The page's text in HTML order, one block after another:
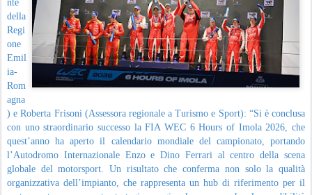
nte
della
Regi
one
Emil
ia-
Rom
agna
) e Roberta Frisoni (Assessora regionale a Turismo e Sport): “Si è conclusa
con uno straordinario successo la FIA WEC 6 Hours of Imola 2026, che
quest’anno ha aperto il calendario mondiale del campionato, portando
l’Autodromo Internazionale Enzo e Dino Ferrari al centro della scena
globale del motorsport. Un risultato che conferma non solo la qualità
organizzativa dell’impianto, che rappresenta un hub di riferimento per il